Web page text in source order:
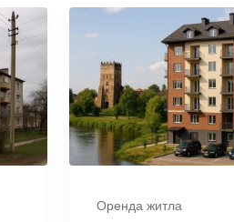
Оренда житла